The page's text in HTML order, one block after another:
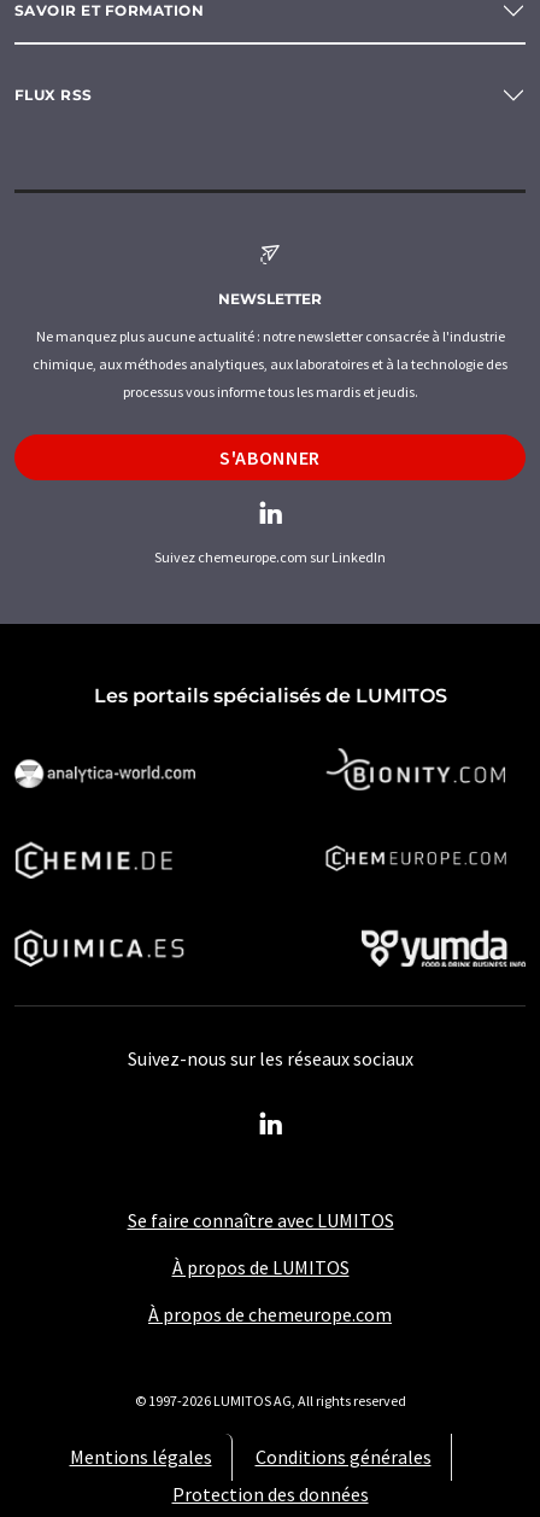
SAVOIR ET FORMATION
FLUX RSS
NEWSLETTER
Ne manquez plus aucune actualité : notre newsletter consacrée à l'industrie
chimique, aux méthodes analytiques, aux laboratoires et à la technologie des
processus vous informe tous les mardis et jeudis.
S'ABONNER
Suivez chemeurope.com sur LinkedIn
Les portails spécialisés de LUMITOS
Se faire connaître avec LUMITOS
À propos de LUMITOS
À propos de chemeurope.com
Mentions légales
Conditions générales
Protection des données
Suivez-nous sur les réseaux sociaux
© 1997-2026 LUMITOS AG, All rights reserved